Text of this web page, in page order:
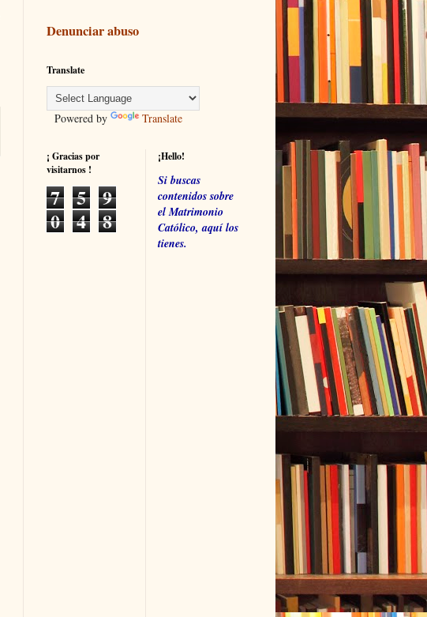
Denunciar abuso
Translate
Powered by Translate
¡ Gracias por
visitarnos !
7 5 9
0 4 8
¡Hello!
Si buscas
contenidos sobre
el Matrimonio
Católico, aquí los
tienes.